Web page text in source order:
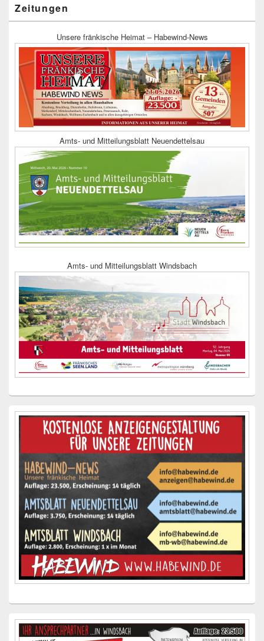
Zeitungen
Unsere fränkische Heimat – Habewind-News
Amts- und Mitteilungsblatt Neuendettelsau
Amts- und Mitteilungsblatt Windsbach